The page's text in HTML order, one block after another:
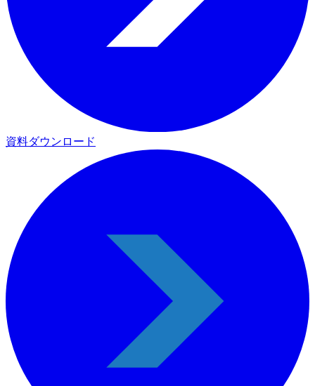
資料ダウンロード